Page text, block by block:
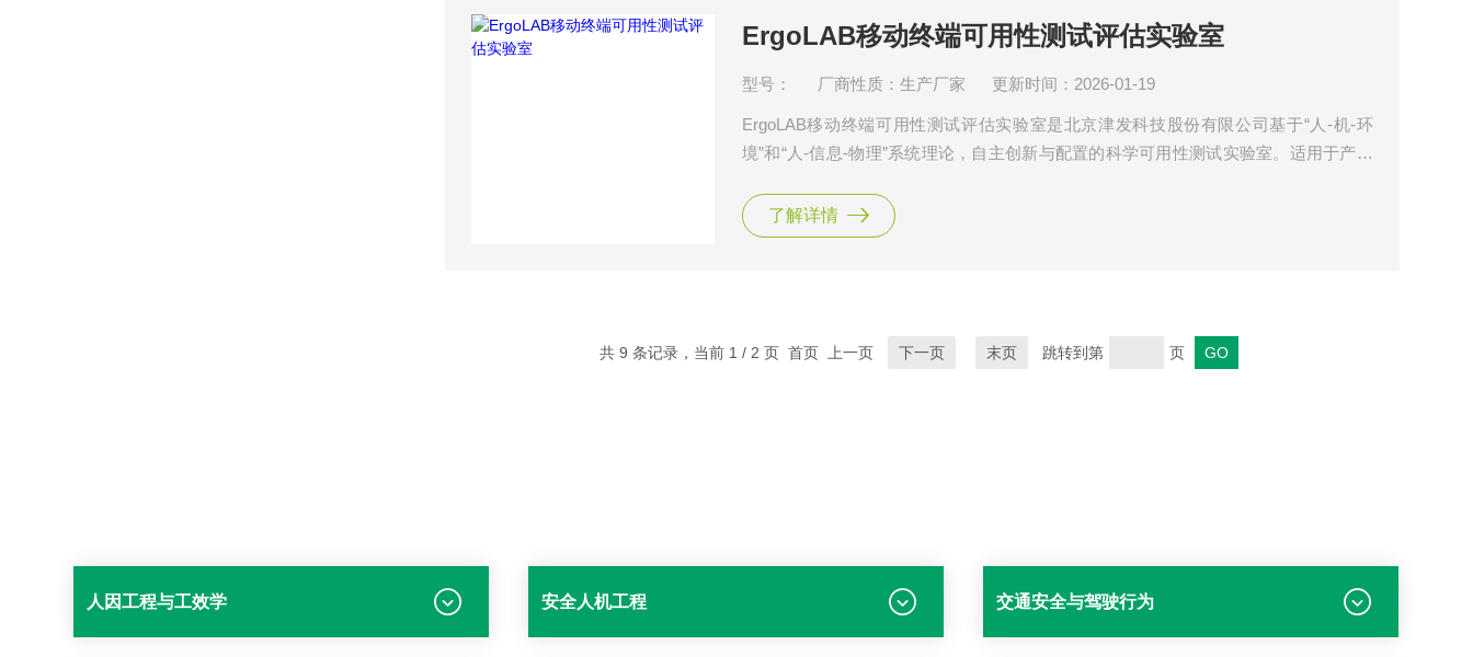
ErgoLAB移动终端可用性测试评估实验室
型号： 厂商性质：生产厂家 更新时间：2026-01-19
ErgoLAB移动终端可用性测试评估实验室是北京津发科技股份有限公司基于“人-机-环
境”和“人-信息-物理”系统理论，自主创新与配置的科学可用性测试实验室。适用于产品
提供改进方案。实验室广泛应用于基于移动终端的人机界面设计、产品与广告营销、工
业设计、产品可用性测试、消费行为学等研究领域。
了解详情
共 9 条记录，当前 1 / 2 页 首页 上一页 下一页 末页 跳转到第 页
人因工程与工效学 安全人机工程 交通安全与驾驶行为